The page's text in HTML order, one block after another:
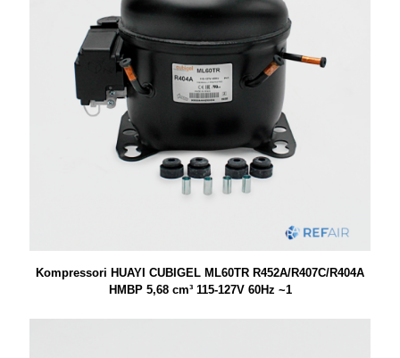
Kompressori HUAYI CUBIGEL ML60TR R452A/R407C/R404A
HMBP 5,68 cm³ 115-127V 60Hz ~1